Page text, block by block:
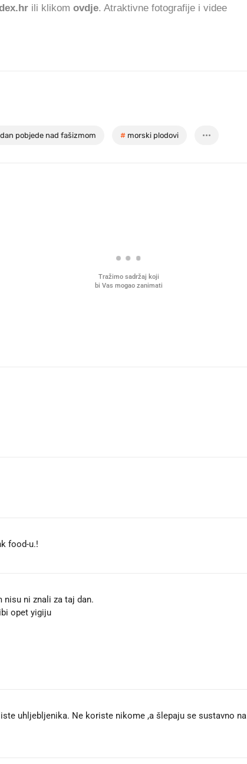
ili klikom ovdje. Atraktivne fotografije i videe
dan pobjede nad fašizmom # morski plodovi
Tražimo sadržaj koji
bi Vas mogao zanimati
food-u.!
ni znali za taj dan.
opet yigiju
uhljebljenika. Ne koriste nikome ,a šlepaju se sustavno na